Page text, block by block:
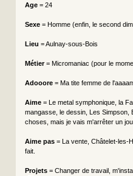
Age= 24
Sexe= Homme (enfin, le second
Lieu = Aulnay-sous-Bois
Métier= Micromaniac (pour le
Adooore= Ma tite femme de
Aime= Le metal symphonique, la
mangasse, le dessin, Les Simpson,
choses, mais je vais m'arrêter un
Aime pas= La vente, Châtelet-les-
fait.
Projets= Changer de travail,